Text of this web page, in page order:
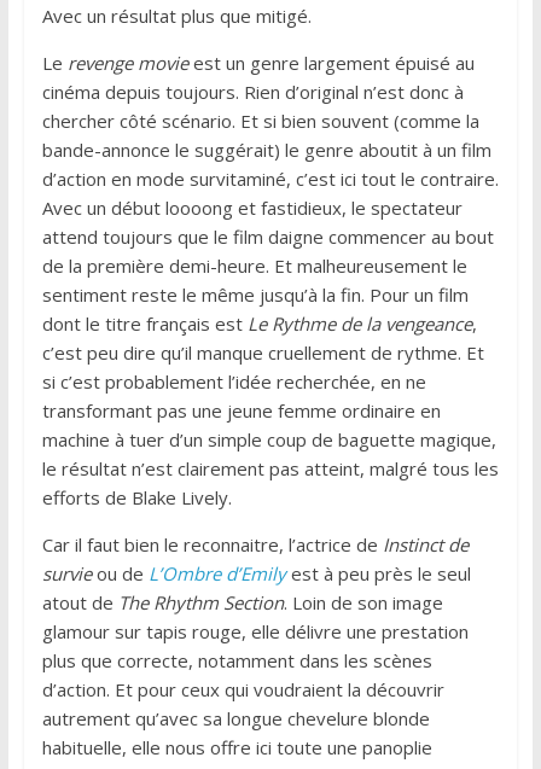
Avec un résultat plus que mitigé.
Le revenge movieest un genre largement épuisé au
cinéma depuis toujours. Rien d’original n’est donc à
chercher côté scénario. Et si bien souvent (comme la
bande-annonce le suggérait) le genre aboutit à un film
d’action en mode survitaminé, c’est ici tout le contraire.
Avec un début loooong et fastidieux, le spectateur
attend toujours que le film daigne commencer au bout
de la première demi-heure. Et malheureusement le
sentiment reste le même jusqu’à la fin. Pour un film
dont le titre français est Le Rythme de la vengeance,
c’est peu dire qu’il manque cruellement de rythme. Et
si c’est probablement l’idée recherchée, en ne
transformant pas une jeune femme ordinaire en
machine à tuer d’un simple coup de baguette magique,
le résultat n’est clairement pas atteint, malgré tous les
efforts de Blake Lively.
Car il faut bien le reconnaitre, l’actrice de Instinct de
survieou de L’Ombre d’Emilyest à peu près le seul
atout de The Rhythm Section. Loin de son image
glamour sur tapis rouge, elle délivre une prestation
plus que correcte, notamment dans les scènes
d’action. Et pour ceux qui voudraient la découvrir
autrement qu’avec sa longue chevelure blonde
habituelle, elle nous offre ici toute une panoplie